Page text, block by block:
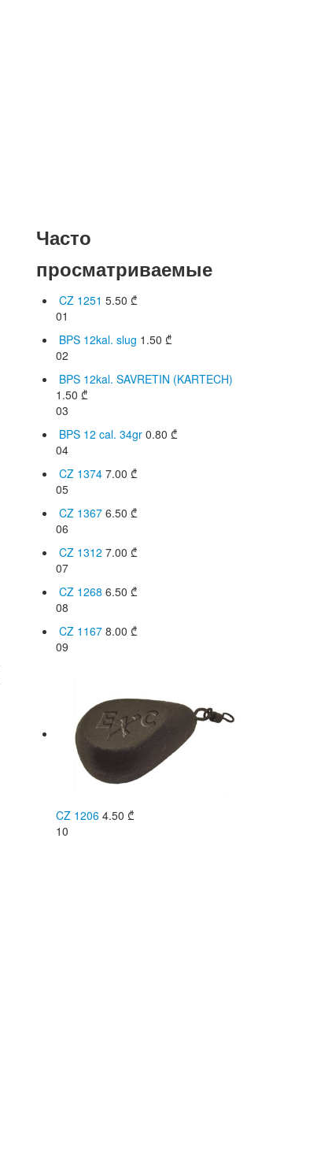
Часто
просматриваемые
CZ 1251 5.50 ₾
01
BPS 12kal. slug 1.50 ₾
02
BPS 12kal. SAVRETIN (KARTECH)
1.50 ₾
03
BPS 12 cal. 34gr 0.80 ₾
04
CZ 1374 7.00 ₾
05
CZ 1367 6.50 ₾
06
CZ 1312 7.00 ₾
07
CZ 1268 6.50 ₾
08
CZ 1167 8.00 ₾
09
CZ 1206 4.50 ₾
10